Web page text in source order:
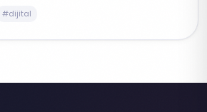
#dijital